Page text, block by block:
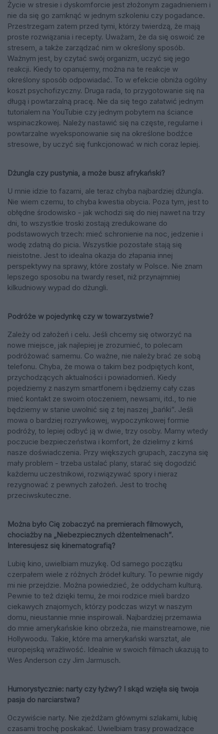
Życie w stresie i dyskomforcie jest złożonym zagadnieniem i
nie da się go zamknąć w jednym szkoleniu czy pogadance.
Przestrzegam zatem przed tymi, którzy twierdzą, że mają
proste rozwiązania i recepty. Uważam, że da się oswoić ze
stresem, a także zarządzać nim w określony sposób.
Ważnym jest, by czytać swój organizm, uczyć się jego
reakcji. Kiedy to opanujemy, można na te reakcje w
określony sposób odpowiadać. To w efekcie obniża ogólny
koszt psychofizyczny. Druga rada, to przygotowanie się na
długą i powtarzalną pracę. Nie da się tego załatwić jednym
tutorialem na YouTubie czy jednym pobytem na ściance
wspinaczkowej. Należy nastawić się na częste, regularne i
powtarzalne wyeksponowanie się na określone bodźce
stresowe, by uczyć się funkcjonować w nich coraz lepiej.
Dżungla czy pustynia, a może busz afrykański?
U mnie idzie to fazami, ale teraz chyba najbardziej dżungla.
Nie wiem czemu, to chyba kwestia obycia. Poza tym, jest to
obłędne środowisko - jak wchodzi się do niej nawet na trzy
dni, to wszystkie troski zostają zredukowane do
podstawowych trzech: mieć schronienie na noc, jedzenie i
wodę zdatną do picia. Wszystkie pozostałe stają się
nieistotne. Jest to idealna okazja do złapania innej
perspektywy na sprawy, które zostały w Polsce. Nie znam
lepszego sposobu na twardy reset, niż przynajmniej
kilkudniowy wypad do dżungli.
Podróże w pojedynkę czy w towarzystwie?
Zależy od założeń i celu. Jeśli chcemy się otworzyć na
nowe miejsce, jak najlepiej je zrozumieć, to polecam
podróżować samemu. Co ważne, nie należy brać ze sobą
telefonu. Chyba, że mowa o takim bez podpiętych kont,
przychodzących aktualności i powiadomień. Kiedy
pojedziemy z naszym smartfonem i będziemy cały czas
mieć kontakt ze swoim otoczeniem, newsami, itd., to nie
będziemy w stanie uwolnić się z tej naszej „bańki”. Jeśli
mowa o bardziej rozrywkowej, wypoczynkowej formie
podróży, to lepiej odbyć ją w dwie, trzy osoby. Mamy wtedy
poczucie bezpieczeństwa i komfort, że dzielimy z kimś
nasze doświadczenia. Przy większych grupach, zaczyna się
mały problem - trzeba ustalać plany, starać się dogodzić
każdemu uczestnikowi, rozwiązywać spory i nieraz
rezygnować z pewnych założeń. Jest to trochę
przeciwskuteczne.
Można było Cię zobaczyć na premierach filmowych,
chociażby na „Niebezpiecznych dżentelmenach”.
Interesujesz się kinematografią?
Lubię kino, uwielbiam muzykę. Od samego początku
czerpałem wiele z różnych źródeł kultury. To pewnie nigdy
mi nie przejdzie. Można powiedzieć, że oddycham kulturą.
Pewnie to też dzięki temu, że moi rodzice mieli bardzo
ciekawych znajomych, którzy podczas wizyt w naszym
domu, nieustannie mnie inspirowali. Najbardziej przemawia
do mnie amerykańskie kino obrzeża, nie mainstreamowe, nie
Hollywoodu. Takie, które ma amerykański warsztat, ale
europejską wrażliwość. Idealnie w swoich filmach ukazują to
Wes Anderson czy Jim Jarmusch.
Humorystycznie: narty czy łyżwy? I skąd wzięła się twoja
pasja do narciarstwa?
Oczywiście narty. Nie zjeżdżam głównymi szlakami, lubię
czasami trochę poskakać. Uwielbiam trasy prowadzące